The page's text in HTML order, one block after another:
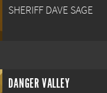
SHERIFF DAVE SAGE
DANGER VALLEY